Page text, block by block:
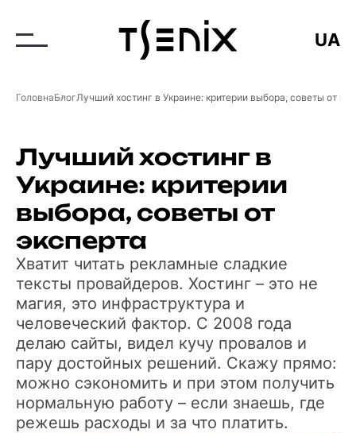
UA
ГоловнаБлогЛучший хостинг в Украине: критерии выбора, советы от
Лучший хостинг в
Украине: критерии
выбора, советы от
эксперта
Хватит читать рекламные сладкие
тексты провайдеров. Хостинг – это не
магия, это инфраструктура и
человеческий фактор. С 2008 года
делаю сайты, видел кучу провалов и
пару достойных решений. Скажу прямо:
можно сэкономить и при этом получить
нормальную работу – если знаешь, где
режешь расходы и за что платить.